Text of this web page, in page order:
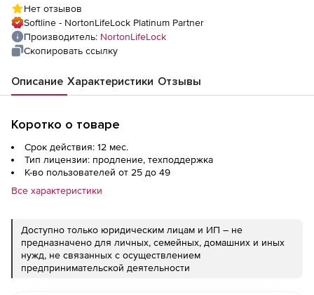
государственных и академических
учреждений Количество пользователей
Нет отзывов
Softline - NortonLifeLock Platinum Partner
Производитель: NortonLifeLock
Скопировать ссылку
Описание Характеристики Отзывы
Коротко о товаре
Срок действия: 12 мес.
Тип лицензии: продление, техподдержка
К-во пользователей от 25 до 49
Все характеристики
Доступно только юридическим лицам и ИП – не
предназначено для личных, семейных, домашних и иных
нужд, не связанных с осуществлением
предпринимательской деятельности